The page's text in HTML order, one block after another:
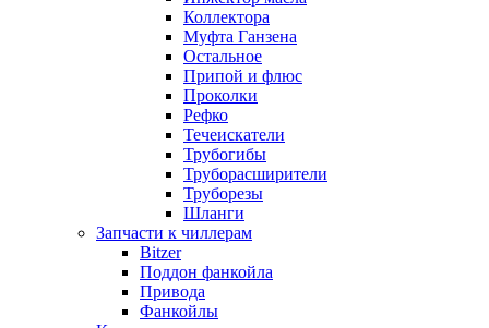
Коллектора
Муфта Ганзена
Остальное
Припой и флюс
Проколки
Рефко
Течеискатели
Трубогибы
Труборасширители
Труборезы
Шланги
Запчасти к чиллерам
Bitzer
Поддон фанкойла
Привода
Фанкойлы